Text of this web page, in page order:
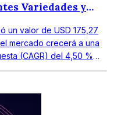
Variedades y
un valor de USD 175,27
mercado crecerá a una
(CAGR) del 4,50 %
valor de USD 272,19